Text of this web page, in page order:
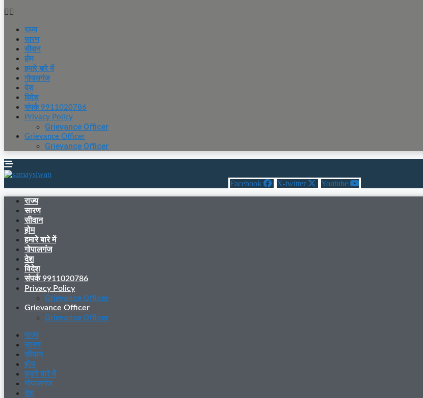
राज्य
सारण
सीवान
होम
हमारे बारे में
गोपालगंज
देश
विदेश
संपर्क 9911020786
Privacy Policy
Grievance Officer
Grievance Officer
Grievance Officer
Facebook X-twitter Youtube
राज्य
सारण
सीवान
होम
हमारे बारे में
गोपालगंज
देश
विदेश
संपर्क 9911020786
Privacy Policy
Grievance Officer
Grievance Officer
Grievance Officer
राज्य
सारण
सीवान
होम
हमारे बारे में
गोपालगंज
देश